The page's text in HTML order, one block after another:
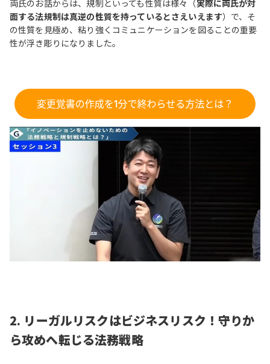
両氏のお話からは、規制といっても性質は様々（実際に両氏が対
面する法規制は真逆の性質を持っているとさえいえます）で、そ
の性質を見極め、粘り強くコミュニケーションを図ることの重要
性が浮き彫りになりました。
2. リーガルリスクはビジネスリスク！守りか
ら攻めへ転じる法務戦略